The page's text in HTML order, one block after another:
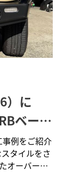
）に
ベース
を装着
例をご紹介
タイルをさ
オーバー